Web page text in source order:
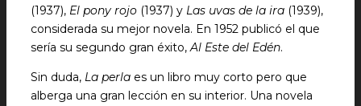
(1937), El pony rojo (1937) y Las uvas de la ira (1939),
considerada su mejor novela. En 1952 publicó el que
sería su segundo gran éxito,Al Este del Edén.
Sin duda, La perla es un libro muy corto pero que
alberga una gran lección en su interior. Una novela